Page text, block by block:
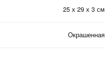
25 х 29 х 3 см
Окрашенная